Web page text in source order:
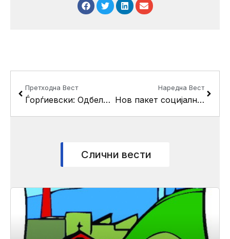
Претходна Вест
Ѓорѓиевски: Одбележувањето на Денот на учителите значи признание за нивната посветена и благородна работа
Наредна Вест
Нов пакет социјални мерки од Општина Кисела Вода – “Грижа и сигурност за секое дете”
Слични вести